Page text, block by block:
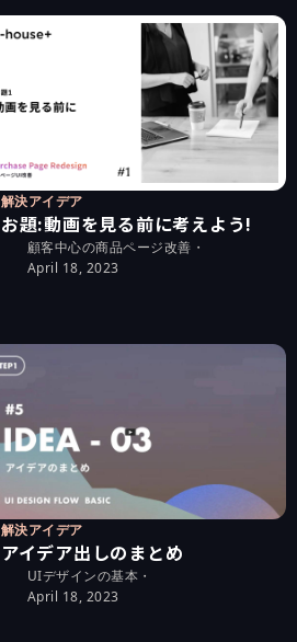
解決アイデア
お題:動画を見る前に考えよう!
顧客中心の商品ページ改善 ・
April 18, 2023
解決アイデア
アイデア出しのまとめ
UIデザインの基本 ・
April 18, 2023